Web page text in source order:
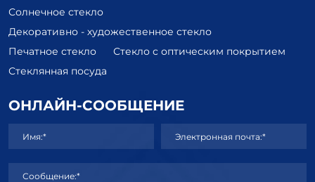
Солнечное стекло
Декоративно - художественное стекло
Печатное стекло
Стекло с оптическим покрытием
Стеклянная посуда
ОНЛАЙН-СООБЩЕНИЕ
Имя:* Электронная почта:*
Сообщение:*